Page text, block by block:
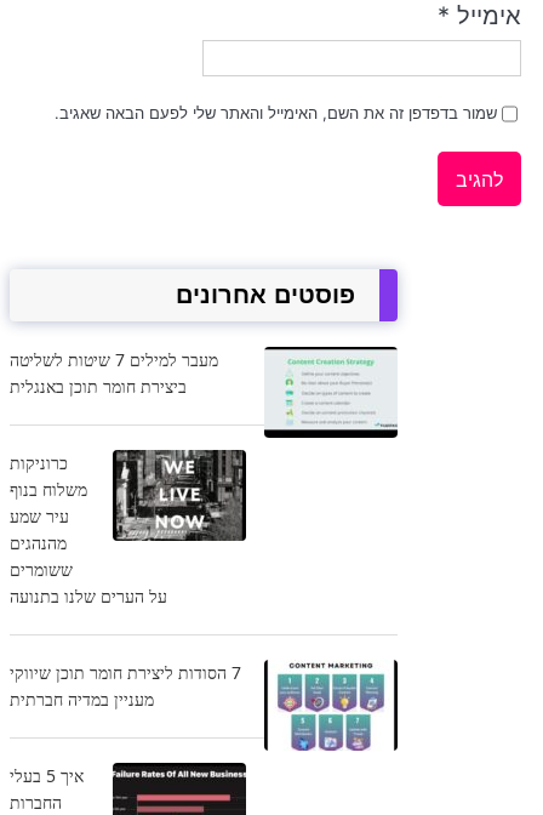
אימייל *
שמור בדפדפן זה את השם, האימייל והאתר שלי לפעם הבאה שאגיב.
פוסטים אחרונים
מעבר למילים 7 שיטות לשליטה
ביצירת חומר תוכן באנגלית
כרוניקות
משלוח בנוף
עיר שמע
מהנהגים
ששומרים
על הערים שלנו בתנועה
7 הסודות ליצירת חומר תוכן שיווקי
מעניין במדיה חברתית
איך 5 בעלי
החברות